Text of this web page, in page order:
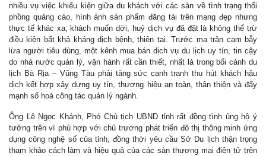
nhiều vụ việc khiếu kiện giữa du khách với các sàn về tình trạng thổi
phồng quảng cáo, hình ảnh sản phẩm đăng tải trên mạng đẹp nhưng
thực tế khác xa; khách muốn dời, huỷ dịch vụ đã đặt là không thể trừ
điều kiện bất khả kháng dịch bệnh, thiên tai. Trước ma trận cạm bẫy
lừa người tiêu dùng, một kênh mua bán dịch vụ du lịch uy tín, tin cậy
do nhà nước quản lý, vận hành rất cần thiết, nhất là trong bối cảnh du
lịch Bà Rịa – Vũng Tàu phải tăng sức cạnh tranh thu hút khách hậu
dịch kết hợp xây dựng uy tín, thương hiệu an toàn, thân thiện và đẩy
mạnh số hoá công tác quản lý ngành.
Ông Lê Ngọc Khánh, Phó Chủ tịch UBND tỉnh rất đồng tình ủng hộ ý
tưởng trên vì phù hợp với chủ trương phát triển đô thị thông minh ứng
dụng công nghệ số của tỉnh, đồng thời yêu cầu Sở Du lịch thận trọng
tham khảo cách làm và hiệu quả của các sàn thương mại điện tử trên